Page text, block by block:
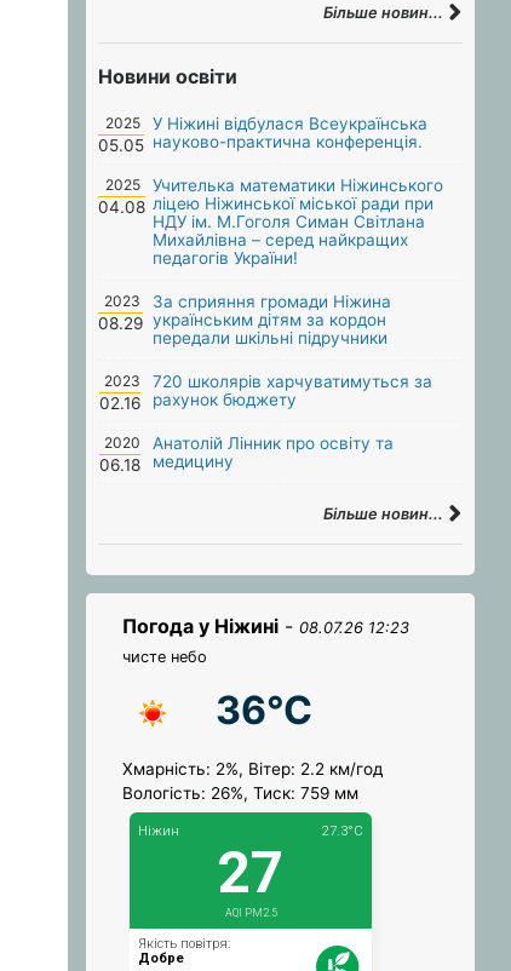
Більше новин...
Новини освіти
2025
05.05
У Ніжині відбулася Всеукраїнська
науково-практична конференція.
2025
04.08
Учителька математики Ніжинського
ліцею Ніжинської міської ради при
НДУ ім. М.Гоголя Симан Світлана
Михайлівна – серед найкращих
педагогів України!
2023
08.29
За сприяння громади Ніжина
українським дітям за кордон
передали шкільні підручники
2023
02.16
720 школярів харчуватимуться за
рахунок бюджету
2020
06.18
Анатолій Лінник про освіту та
медицину
Більше новин...
Погода у Ніжині - 08.07.26 12:23
чисте небо
36°C
Хмарність: 2%, Вітер: 2.2 км/год
Вологість: 26%, Тиск: 759 мм